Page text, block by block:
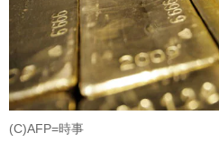
(C)AFP=時事